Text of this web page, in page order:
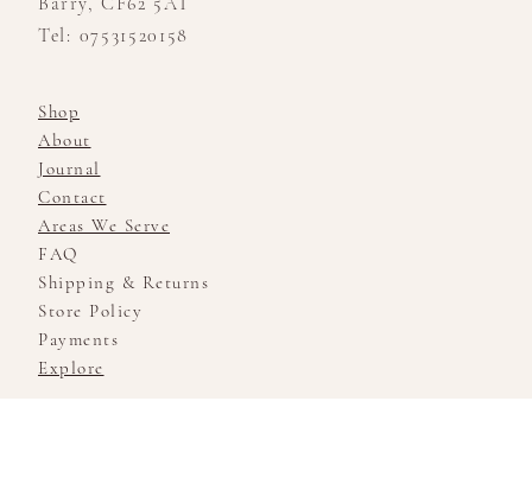
Tel: 07531520158
Shop
About
Journal
Contact
Areas We Serve
FAQ
Shipping & Returns
Store Policy
Payments
Explore